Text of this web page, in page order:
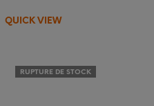
QUICK VIEW
RUPTURE DE STOCK